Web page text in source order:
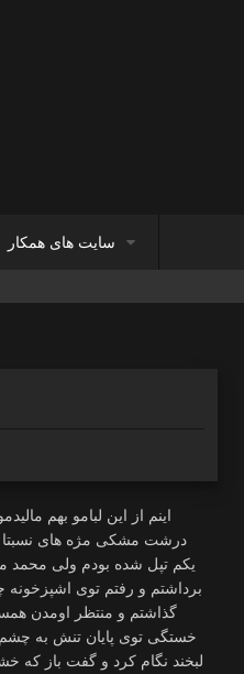
سایت های همکار
اینم از این لبامو بهم
درشت مشکی مژه های نسبتا
یکم تپل شده بودم ولی
برداشتم و رفتم توی اشپزخونه
گذاشتم و منتظر اومدن
خستگی توی پایان تنش به چشم
لبخند نگام کرد و گفت باز که